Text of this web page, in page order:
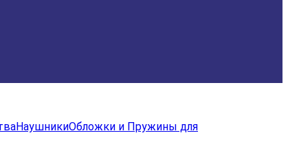
НаушникиОбложки и Пружины для